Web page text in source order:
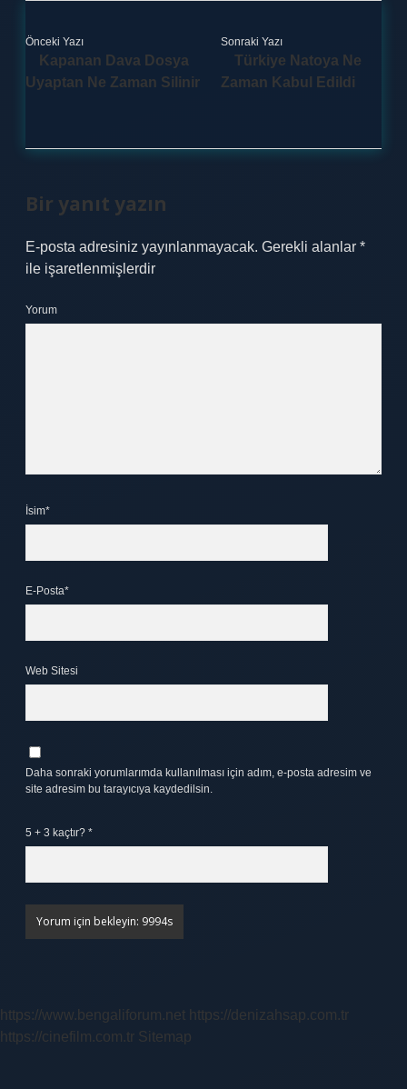
Önceki Yazı
Kapanan Dava Dosya
Uyaptan Ne Zaman Silinir
Sonraki Yazı
Türkiye Natoya Ne
Zaman Kabul Edildi
Bir yanıt yazın
E-posta adresiniz yayınlanmayacak. Gerekli alanlar *
ile işaretlenmişlerdir
Yorum
İsim*
E-Posta*
Web Sitesi
Daha sonraki yorumlarımda kullanılması için adım, e-posta adresim ve
site adresim bu tarayıcıya kaydedilsin.
5 + 3 kaçtır? *
https://www.bengaliforum.net https://denizahsap.com.tr
https://cinefilm.com.tr Sitemap